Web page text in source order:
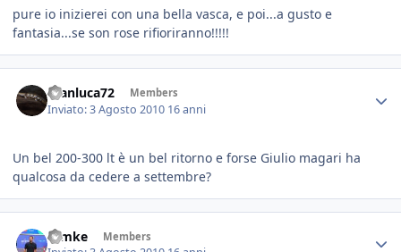
pure io inizierei con una bella vasca, e poi...a gusto e
fantasia...se son rose rifioriranno!!!!!
Gianluca72 Members
Inviato:3 Agosto 2010 16 anni
Un bel 200-300 lt è un bel ritorno e forse Giulio magari ha
qualcosa da cedere a settembre?
ramke Members